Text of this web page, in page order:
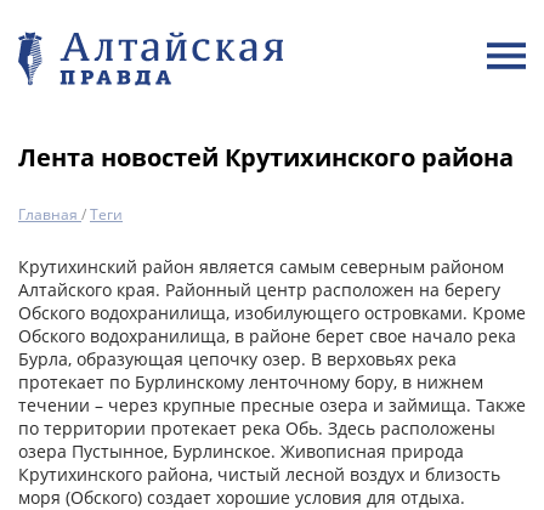
Лента новостей Крутихинского района
Главная /Теги
Крутихинский район является самым северным районом
Алтайского края. Районный центр расположен на берегу
Обского водохранилища, изобилующего островками. Кроме
Обского водохранилища, в районе берет свое начало река
Бурла, образующая цепочку озер. В верховьях река
протекает по Бурлинскому ленточному бору, в нижнем
течении – через крупные пресные озера и займища. Также
по территории протекает река Обь. Здесь расположены
озера Пустынное, Бурлинское. Живописная природа
Крутихинского района, чистый лесной воздух и близость
моря (Обского) создает хорошие условия для отдыха.